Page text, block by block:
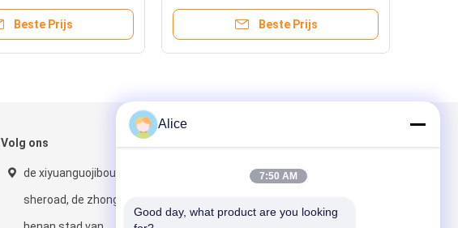
vóór ontwatering
Beste Prijs Beste Prijs
Volg ons
de xiyuanguojibouw, jian
sheroad, de zhongyuan
Alice
7:50 AM
Good day, what product are you looking